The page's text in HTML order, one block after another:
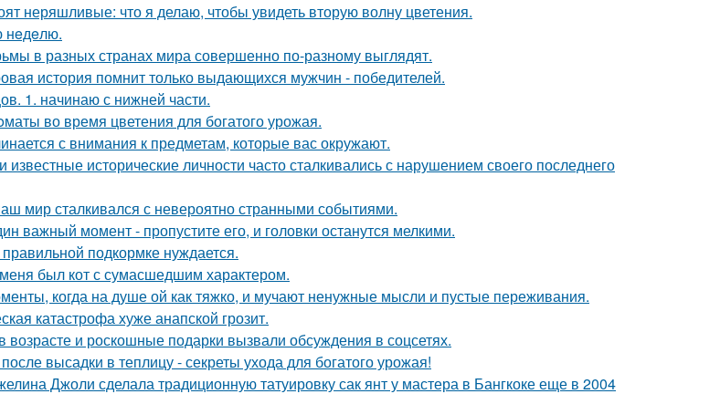
неряшливые: что я делаю, чтобы увидеть вторую волну цветения.
нeдeлю.
в разных странах мира совершенно по-разному выглядят.
история помнит только выдающихся мужчин - победителей.
1. начинаю с нижней части.
во время цветения для богатого урожая.
с внимания к предметам, которые вас окружают.
исторические личности часто сталкивались с нарушением своего последнего
мир сталкивался с невероятно странными событиями.
важный момент - пропустите его, и головки останутся мелкими.
подкормке нуждается.
был кот с сумасшедшим характером.
когда на душе ой как тяжко, и мучают ненужные мысли и пустые переживания.
катастрофа хуже анапской грозит.
возрасте и роскошные подарки вызвали обсуждения в соцсетях.
высадки в теплицу - секреты ухода для богатого урожая!
Джоли сделала традиционную татуировку сак янт у мастера в Бангкоке еще в 2004